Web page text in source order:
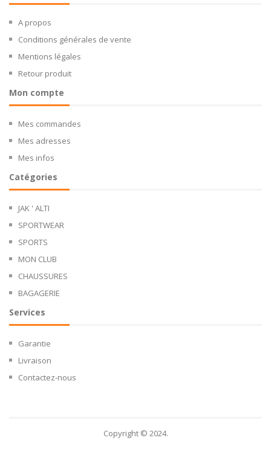
A propos
Conditions générales de vente
Mentions légales
Retour produit
Mon compte
Mes commandes
Mes adresses
Mes infos
Catégories
JAK ' ALTI
SPORTWEAR
SPORTS
MON CLUB
CHAUSSURES
BAGAGERIE
Services
Garantie
Livraison
Contactez-nous
Copyright © 2024.